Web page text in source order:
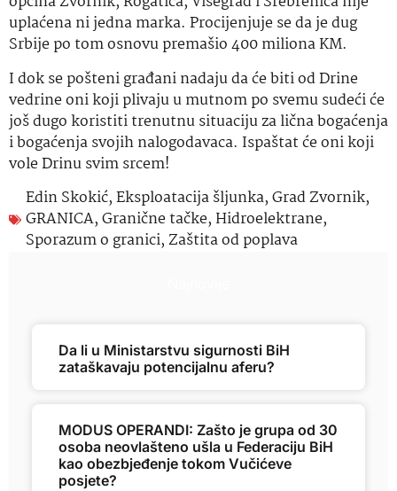
uplaćena ni jedna marka. Procijenjuje se da je dug
Srbije po tom osnovu premašio 400 miliona KM.
I dok se pošteni građani nadaju da će biti od Drine
vedrine oni koji plivaju u mutnom po svemu sudeći će
još dugo koristiti trenutnu situaciju za lična bogaćenja
i bogaćenja svojih nalogodavaca. Ispaštat će oni koji
vole Drinu svim srcem!
Edin Skokić,Eksploatacija šljunka,Grad Zvornik,
GRANICA,Granične tačke,Hidroelektrane,
Sporazum o granici,Zaštita od poplava
Da li u Ministarstvu sigurnosti BiH
zataškavaju potencijalnu aferu?
MODUS OPERANDI: Zašto je grupa od 30
osoba neovlašteno ušla u Federaciju BiH
kao obezbjeđenje tokom Vučićeve
posjete?